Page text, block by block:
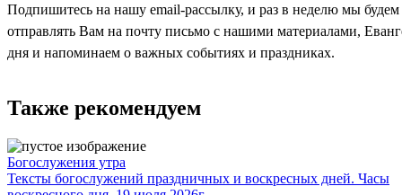
Подпишитесь на нашу email-рассылку, и раз в неделю мы будем
отправлять Вам на почту письмо с нашими материалами,
дня и напоминаем о важных событиях и праздниках.
Также рекомендуем
Богослужения утра
Тексты богослужений праздничных и воскресных дней. Часы